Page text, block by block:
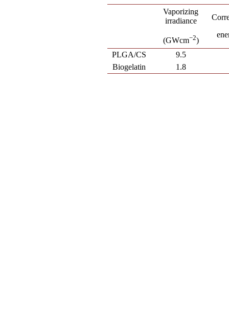
Vaporizing
irradiance
(GWcm−2)
PLGA/CS
9.5
Biogelatin
1.8